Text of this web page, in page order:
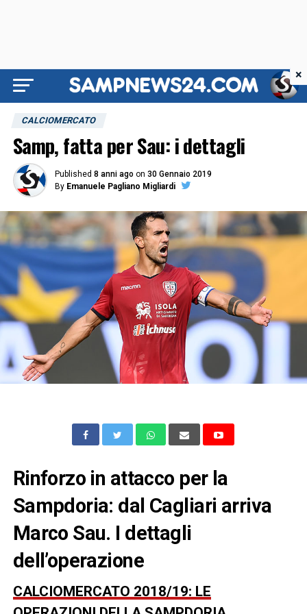
CALCIOMERCATO
Samp, fatta per Sau: i dettagli
Published 8 anni ago on 30 Gennaio 2019
By Emanuele Pagliano Migliardi
Rinforzo in attacco per la
Sampdoria: dal Cagliari arriva
Marco Sau. I dettagli
dell’operazione
CALCIOMERCATO 2018/19: LE
×